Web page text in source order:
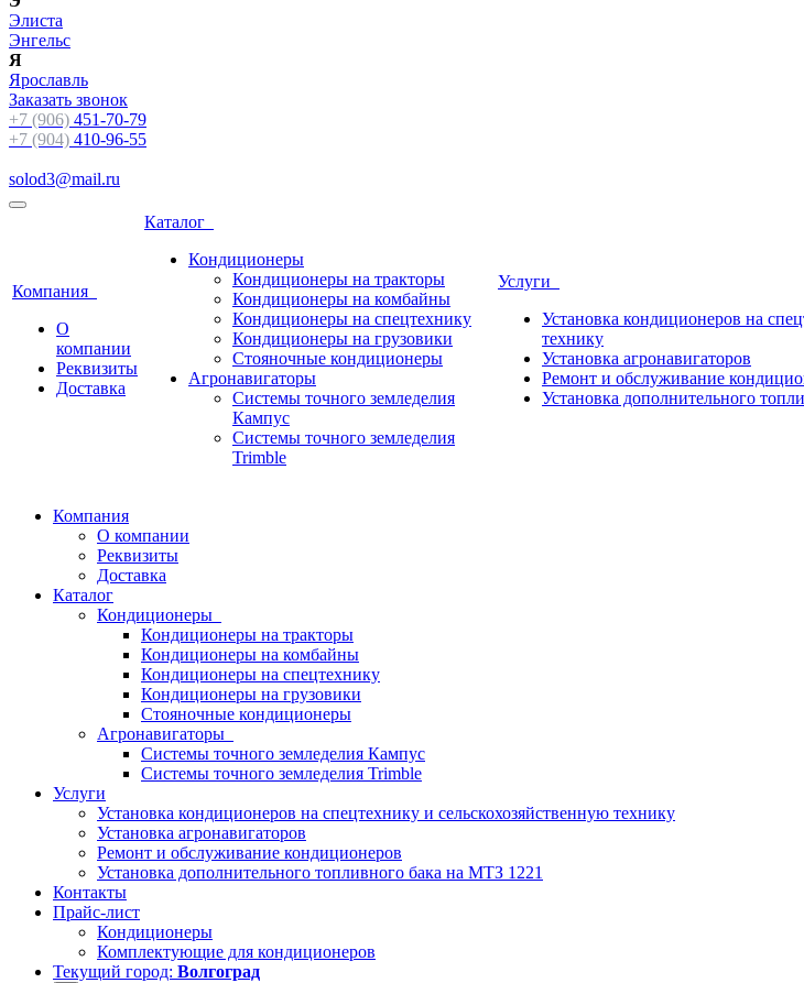
Элиста
Энгельс
Я
Ярославль
Заказать звонок
+7 (906) 451-70-79
+7 (904) 410-96-55
solod3@mail.ru
Компания
О
компании
Реквизиты
Доставка
Каталог
Кондиционеры
Кондиционеры на тракторы
Кондиционеры на комбайны
Кондиционеры на спецтехнику
Кондиционеры на грузовики
Стояночные кондиционеры
Агронавигаторы
Системы точного земледелия
Кампус
Системы точного земледелия
Trimble
Услуги
Установка кондиционеров на
технику
Установка aгронавигаторов
Ремонт и обслуживание
Установка дополнительного
Компания
О компании
Реквизиты
Доставка
Каталог
Кондиционеры
Кондиционеры на тракторы
Кондиционеры на комбайны
Кондиционеры на спецтехнику
Кондиционеры на грузовики
Стояночные кондиционеры
Агронавигаторы
Системы точного земледелия Кампус
Системы точного земледелия Trimble
Услуги
Установка кондиционеров на спецтехнику и сельскохозяйственную технику
Установка aгронавигаторов
Ремонт и обслуживание кондиционеров
Установка дополнительного топливного бака на МТЗ 1221
Контакты
Прайс-лист
Кондиционеры
Комплектующие для кондиционеров
Текущий город: Волгоград